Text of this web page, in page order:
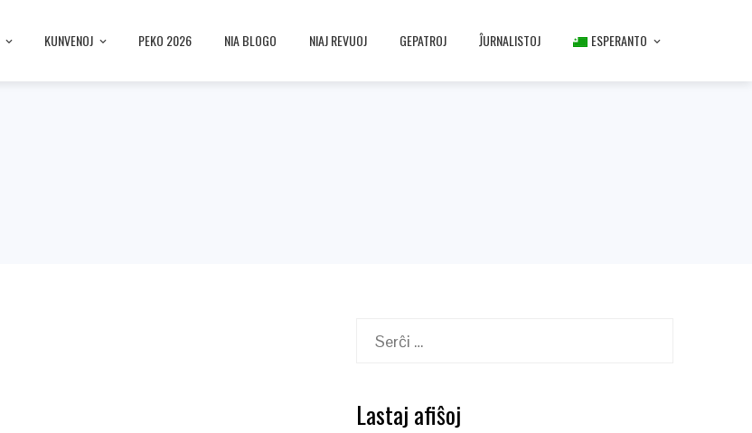
KUNVENOJ PEKO 2026 NIA BLOGO NIAJ REVUOJ GEPATROJ ĴURNALISTOJ ESPERANTO
Serĉu:
Lastaj afiŝoj